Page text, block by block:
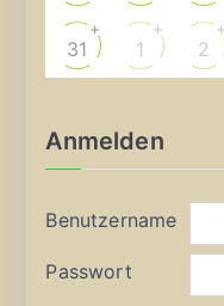
31
+
1
+
2
+
Anmelden
Benutzername
Passwort